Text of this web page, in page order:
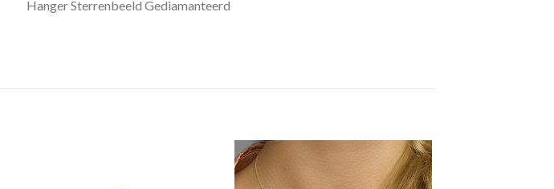
Hanger Sterrenbeeld Gediamanteerd